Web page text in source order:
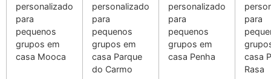
personalizado
para
pequenos
grupos em
casa Mooca
personalizado
para
pequenos
grupos em
casa Parque
do Carmo
personalizado
para
pequenos
grupos em
casa Penha
para
casa
Rasa